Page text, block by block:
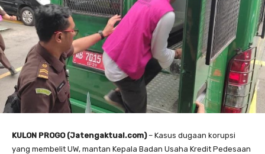
KULON PROGO (Jatengaktual.com)– Kasus dugaan korupsi
yang membelit UW, mantan Kepala Badan Usaha Kredit Pedesaan